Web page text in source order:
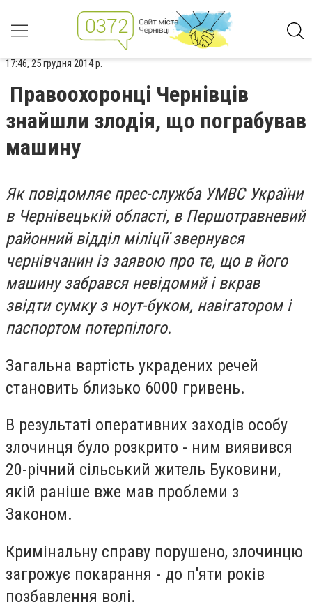
17:46, 25 грудня 2014 р.
Правоохоронці Чернівців
знайшли злодія, що пограбував
машину
Як повідомляє прес-служба УМВС України
в Чернівецькій області, в Першотравневий
районний відділ міліції звернувся
чернівчанин із заявою про те, що в його
машину забрався невідомий і вкрав
звідти сумку з ноут-буком, навігатором і
паспортом потерпілого.
Загальна вартість украдених речей
становить близько 6000 гривень.
В результаті оперативних заходів особу
злочинця було розкрито - ним виявився
20-річний сільський житель Буковини,
якій раніше вже мав проблеми з
Законом.
Кримінальну справу порушено, злочинцю
загрожує покарання - до п'яти років
позбавлення волі.